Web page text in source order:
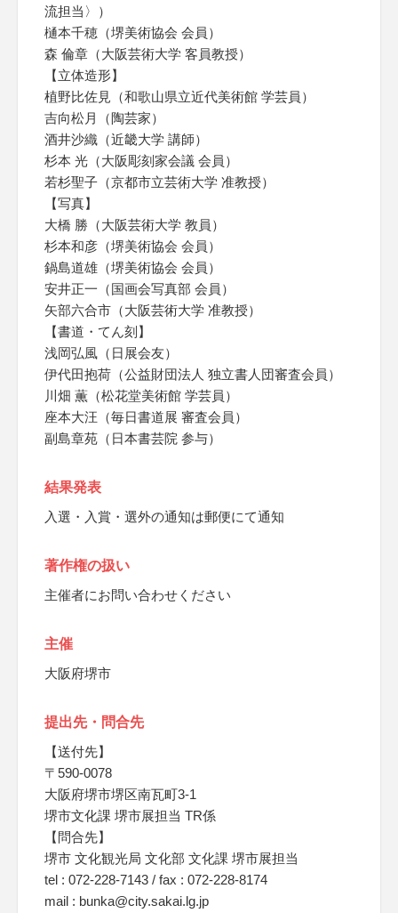
流担当〉）
樋本千穂（堺美術協会 会員）
森 倫章（大阪芸術大学 客員教授）
【立体造形】
植野比佐見（和歌山県立近代美術館 学芸員）
吉向松月（陶芸家）
酒井沙織（近畿大学 講師）
杉本 光（大阪彫刻家会議 会員）
若杉聖子（京都市立芸術大学 准教授）
【写真】
大橋 勝（大阪芸術大学 教員）
杉本和彦（堺美術協会 会員）
鍋島道雄（堺美術協会 会員）
安井正一（国画会写真部 会員）
矢部六合市（大阪芸術大学 准教授）
【書道・てん刻】
浅岡弘風（日展会友）
伊代田抱荷（公益財団法人 独立書人団審査会員）
川畑 薫（松花堂美術館 学芸員）
座本大汪（毎日書道展 審査会員）
副島章苑（日本書芸院 参与）
結果発表
入選・入賞・選外の通知は郵便にて通知
著作権の扱い
主催者にお問い合わせください
主催
大阪府堺市
提出先・問合先
【送付先】
〒590-0078
大阪府堺市堺区南瓦町3-1
堺市文化課 堺市展担当 TR係
【問合先】
堺市 文化観光局 文化部 文化課 堺市展担当
tel : 072-228-7143 / fax : 072-228-8174
mail : bunka@city.sakai.lg.jp